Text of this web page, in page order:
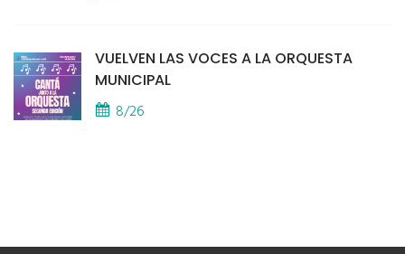
VUELVEN LAS VOCES A LA ORQUESTA
MUNICIPAL
8/26